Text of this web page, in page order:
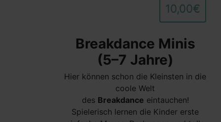
10,00€
Breakdance Minis
(5–7 Jahre)
Hier können schon die Kleinsten in die
coole Welt
des Breakdance eintauchen!
Spielerisch lernen die Kinder erste